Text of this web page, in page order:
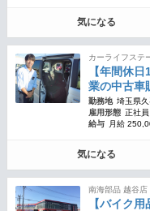
気になる
カーライフステ
【年間休
業の中古車
勤務地 埼玉県
雇用形態 正社員
給与
月給
気になる
南海部品 越谷店
【バイク